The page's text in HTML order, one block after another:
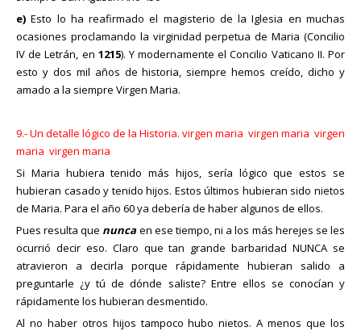
e) Esto lo ha reafirmado el magisterio de la Iglesia en muchas
ocasiones proclamando la virginidad perpetua de Maria (Concilio
IV de Letrán, en 1215). Y modernamente el Concilio Vaticano II. Por
esto y dos mil años de historia, siempre hemos creído, dicho y
amado a la siempre Virgen Maria.
9.- Un detalle lógico de la Historia. virgen maria virgen maria virgen
maria virgen maria
Si Maria hubiera tenido más hijos, sería lógico que estos se
hubieran casado y tenido hijos. Estos últimos hubieran sido nietos
de Maria. Para el año 60 ya debería de haber algunos de ellos.
Pues resulta que nuncaen ese tiempo, ni a los más herejes se les
ocurrió decir eso. Claro que tan grande barbaridad NUNCA se
atravieron a decirla porque rápidamente hubieran salido a
preguntarle ¿y tú de dónde saliste? Entre ellos se conocían y
rápidamente los hubieran desmentido.
Al no haber otros hijos tampoco hubo nietos. A menos que los